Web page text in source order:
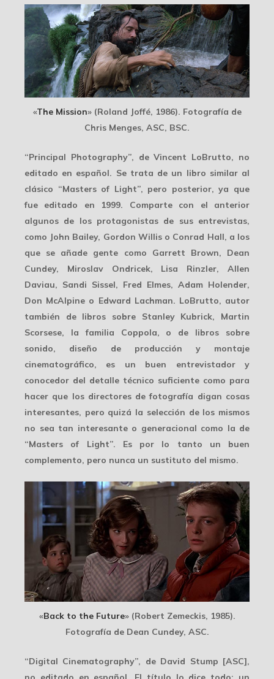
«The Mission» (Roland Joffé, 1986). Fotografía de
Chris Menges, ASC, BSC.
“Principal Photography”, de Vincent LoBrutto, no
editado en español. Se trata de un libro similar al
clásico “Masters of Light”, pero posterior, ya que
fue editado en 1999. Comparte con el anterior
algunos de los protagonistas de sus entrevistas,
como John Bailey, Gordon Willis o Conrad Hall, a los
que se añade gente como Garrett Brown, Dean
Cundey, Miroslav Ondricek, Lisa Rinzler, Allen
Daviau, Sandi Sissel, Fred Elmes, Adam Holender,
Don McAlpine o Edward Lachman. LoBrutto, autor
también de libros sobre Stanley Kubrick, Martin
Scorsese, la familia Coppola, o de libros sobre
sonido, diseño de producción y montaje
cinematográfico, es un buen entrevistador y
conocedor del detalle técnico suficiente como para
hacer que los directores de fotografía digan cosas
interesantes, pero quizá la selección de los mismos
no sea tan interesante o generacional como la de
“Masters of Light”. Es por lo tanto un buen
complemento, pero nunca un sustituto del mismo.
«Back to the Future» (Robert Zemeckis, 1985).
Fotografía de Dean Cundey, ASC.
“Digital Cinematography”, de David Stump [ASC],